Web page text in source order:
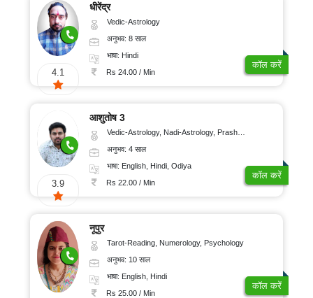
4.1
धीरेंद्र
Vedic-Astrology
अनुभव: 8 साल
भाषा: Hindi
Rs 24.00 / Min
कॉल करें
3.9
आशुतोष 3
Vedic-Astrology, Nadi-Astrology, Prashna-Kundali
अनुभव: 4 साल
भाषा: English, Hindi, Odiya
Rs 22.00 / Min
कॉल करें
नूपुर
Tarot-Reading, Numerology, Psychology
अनुभव: 10 साल
भाषा: English, Hindi
Rs 25.00 / Min
कॉल करें